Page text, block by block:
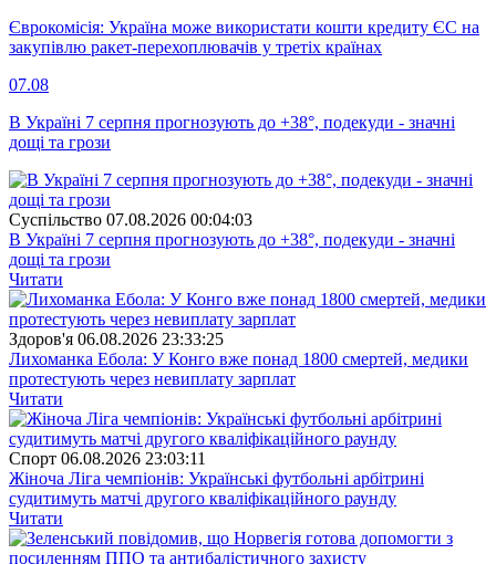
Єврокомісія: Україна може використати кошти кредиту ЄС на
закупівлю ракет-перехоплювачів у третіх країнах
07.08
В Україні 7 серпня прогнозують до +38°, подекуди - значні
дощі та грози
Суспiльство 07.08.2026 00:04:03
В Україні 7 серпня прогнозують до +38°, подекуди - значні
дощі та грози
Читати
Здоров'я 06.08.2026 23:33:25
Лихоманка Ебола: У Конго вже понад 1800 смертей, медики
протестують через невиплату зарплат
Читати
Спорт 06.08.2026 23:03:11
Жіноча Ліга чемпіонів: Українські футбольні арбітрині
судитимуть матчі другого кваліфікаційного раунду
Читати